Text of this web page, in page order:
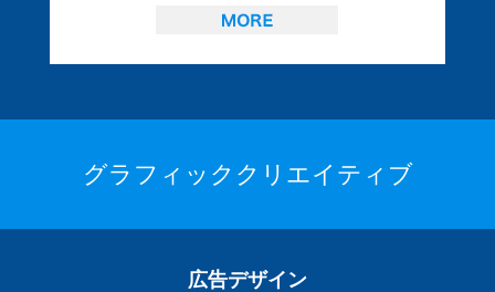
グラフィッククリエイティブ
広告デザイン